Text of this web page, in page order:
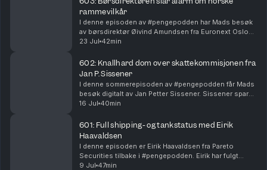
rammevilkår
I denne episoden av #pengepodden har Mads besøk
av børsdirektør Øivind Amundsen fra Euronext Oslo
Børs. Sammen sammenligner de det norske og
gjøre f...
23 Jul 42min
602: Knallhard dom over skattekommisjonen fra
Jan P. Sissener
I denne sommerepisoden av #pengepodden får Mads
besøk digitalt av Jan Petter Sissener. Sissener sparer
ikke på kruttet og gir en knallhard dom over
han...
16 Jul 40min
601: Full shipping- og tankstatus med Eirik
Haavaldsen
I denne episoden er Eirik Haavaldsen fra Pareto
Securities tilbake i #pengepodden. Eirik har fulgt
shippingsektoren tett i en årrekke og gir her en full
9 Jul 47min